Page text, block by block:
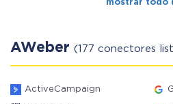
mostrar todo
AWeber (177 conectores
ActiveCampaign